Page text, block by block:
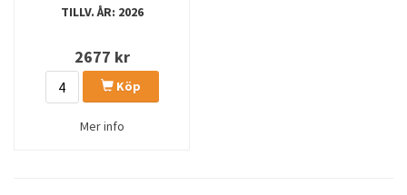
TILLV. ÅR: 2026
2677 kr
Köp
Mer info